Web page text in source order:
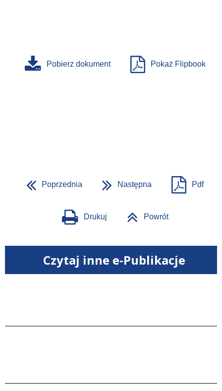
Pobierz dokument Pokaż Flipbook
Poprzednia Następna Pdf
Drukuj Powrót
Czytaj inne e-Publikacje